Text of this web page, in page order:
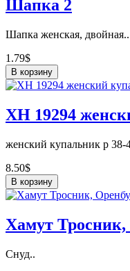
Шапка 2
Шапка женская, двойная..
1.79$
В корзину
ХН 19294
женский купальник р 38-
8.50$
В корзину
Хамут Тросник,
Снуд..